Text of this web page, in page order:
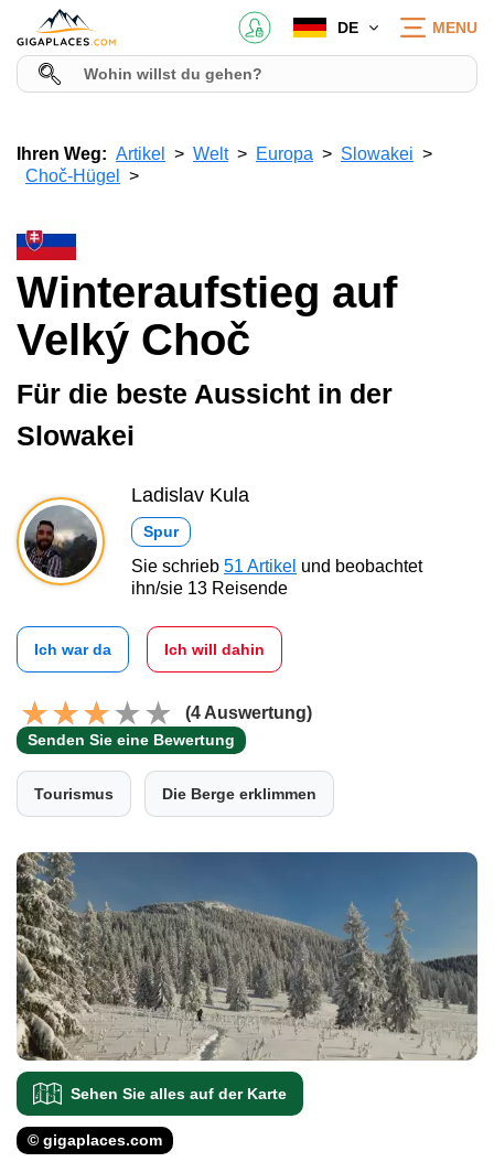
DE MENU
Ihren Weg: Artikel Welt Europa
Slowakei
Choč-Hügel
Winteraufstieg auf
Velký Choč
Für die beste Aussicht in der
Slowakei
Ladislav Kula
Spur
Sie schrieb 51 Artikel und beobachtet
ihn/sie 13 Reisende
Ich war da Ich will dahin
(4 Auswertung)
Senden Sie eine Bewertung
Tourismus Die Berge erklimmen
Sehen Sie alles auf der Karte
© gigaplaces.com